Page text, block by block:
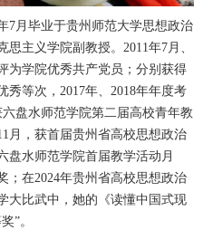
7月毕业于贵州师范大学思想政治
主义学院副教授。2011年7月、
为学院优秀共产党员；分别获得
秀等次，2017年、2018年年度考
盘水师范学院第二届高校青年教
月，获首届贵州省高校思想政治
盘水师范学院首届教学活动月
在2024年贵州省高校思想政治
大比武中，她的《读懂中国式现
”。